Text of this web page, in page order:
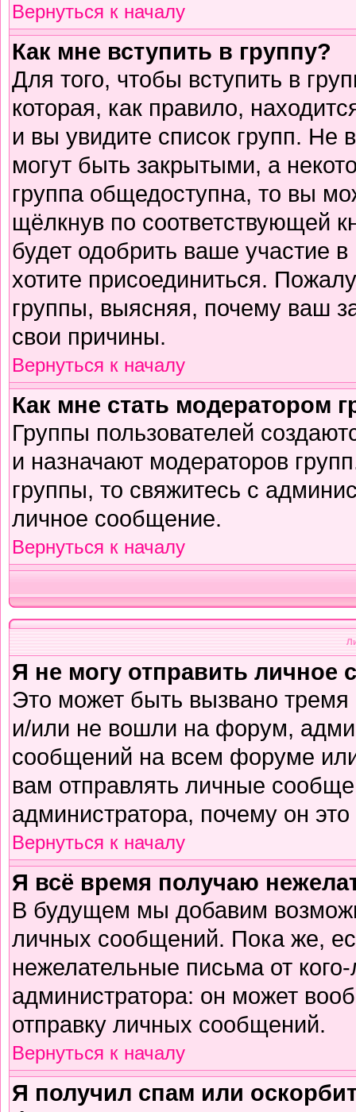
Вернуться к началу
Как мне вступить в группу?
Для того, чтобы вступить в
которая, как правило,
и вы увидите список групп. Не
могут быть закрытыми, а
группа общедоступна, то вы
щёлкнув по соответствующей
будет одобрить ваше участие
хотите присоединиться.
группы, выясняя, почему ваш
свои причины.
Вернуться к началу
Как мне стать модератором
Группы пользователей
и назначают модераторов
группы, то свяжитесь с
личное сообщение.
Вернуться к началу
Я не могу отправить личное
Это может быть вызвано
и/или не вошли на форум,
сообщений на всем форуме
вам отправлять личные
администратора, почему он
Вернуться к началу
Я всё время получаю
В будущем мы добавим
личных сообщений. Пока же,
нежелательные письма от
администратора: он может
отправку личных сообщений.
Вернуться к началу
Я получил спам или